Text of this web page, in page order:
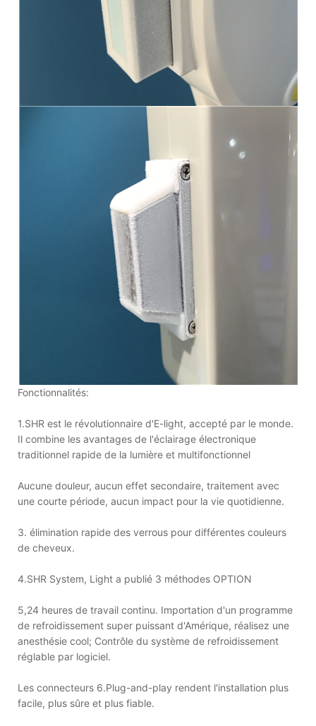
Fonctionnalités:
1.SHR est le révolutionnaire d'E-light, accepté par le monde.
Il combine les avantages de l'éclairage électronique
traditionnel rapide de la lumière et multifonctionnel
Aucune douleur, aucun effet secondaire, traitement avec
une courte période, aucun impact pour la vie quotidienne.
3. élimination rapide des verrous pour différentes couleurs
de cheveux.
4.SHR System, Light a publié 3 méthodes OPTION
5,24 heures de travail continu. Importation d'un programme
de refroidissement super puissant d'Amérique, réalisez une
anesthésie cool; Contrôle du système de refroidissement
réglable par logiciel.
Les connecteurs 6.Plug-and-play rendent l'installation plus
facile, plus sûre et plus fiable.